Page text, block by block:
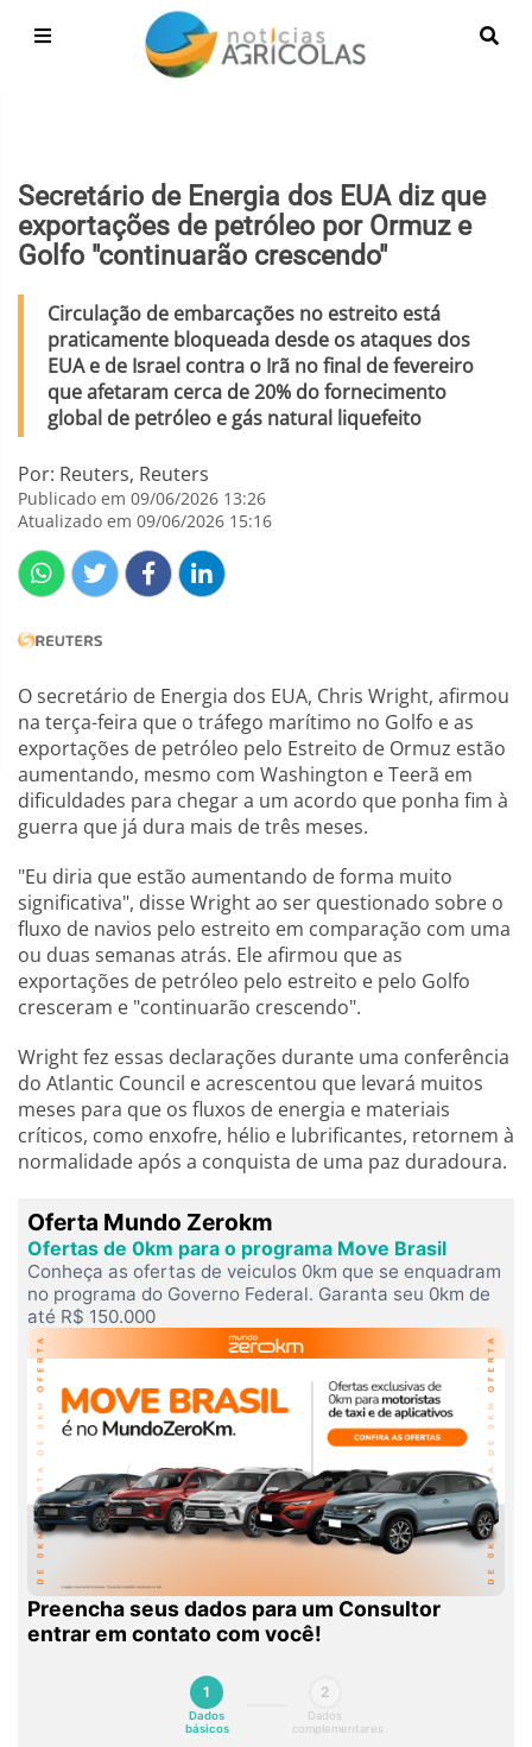
Secretário de Energia dos EUA diz que
exportações de petróleo por Ormuz e
Golfo "continuarão crescendo"
Circulação de embarcações no estreito está
praticamente bloqueada desde os ataques dos
EUA e de Israel contra o Irã no final de fevereiro
que afetaram cerca de 20% do fornecimento
global de petróleo e gás natural liquefeito
Por: Reuters, Reuters
Publicado em 09/06/2026 13:26
Atualizado em 09/06/2026 15:16
O secretário de Energia dos EUA, Chris Wright, afirmou
na terça-feira que o tráfego marítimo no Golfo e as
exportações de petróleo pelo Estreito de Ormuz estão
aumentando, mesmo com Washington e Teerã em
dificuldades para chegar a um acordo que ponha fim à
guerra que já dura mais de três meses.
"Eu diria que estão aumentando de forma muito
significativa", disse Wright ao ser questionado sobre o
fluxo de navios pelo estreito em comparação com uma
ou duas semanas atrás. Ele afirmou que as
exportações de petróleo pelo estreito e pelo Golfo
cresceram e "continuarão crescendo".
Wright fez essas declarações durante uma conferência
do Atlantic Council e acrescentou que levará muitos
meses para que os fluxos de energia e materiais
críticos, como enxofre, hélio e lubrificantes, retornem à
normalidade após a conquista de uma paz duradoura.